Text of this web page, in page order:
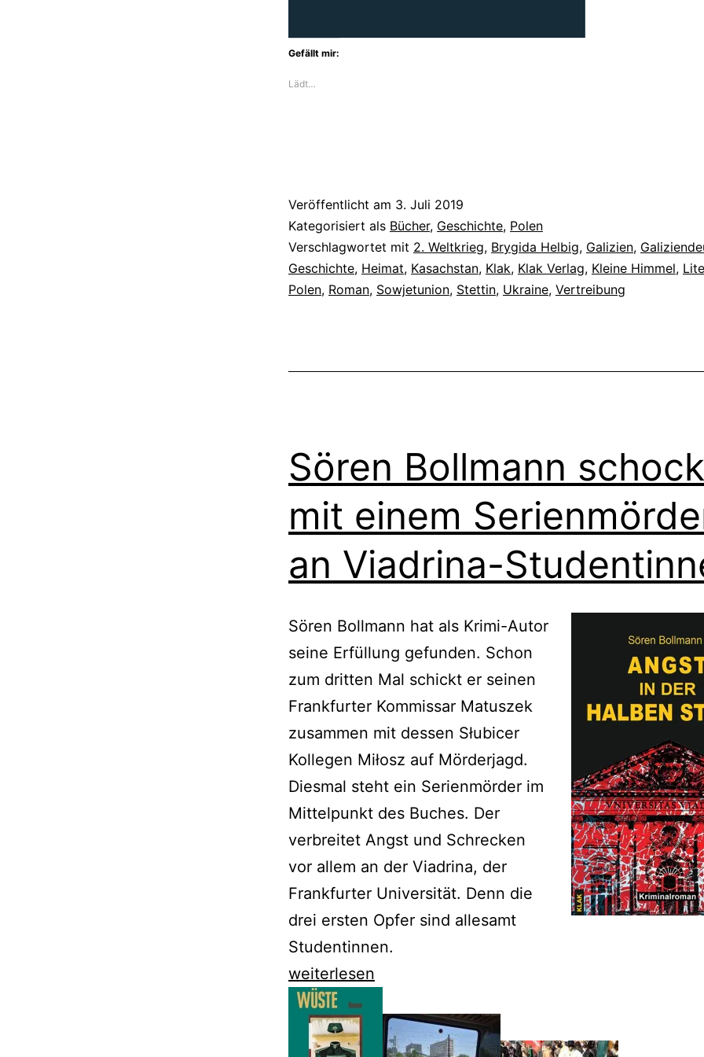
Gefällt mir:
Lädt…
Veröffentlicht am 3. Juli 2019
Kategorisiert als Bücher, Geschichte, Polen
Verschlagwortet mit 2. Weltkrieg, Brygida Helbig, Galizien,
Geschichte, Heimat, Kasachstan, Klak, Klak Verlag, Kleine Himmel,
Polen, Roman, Sowjetunion, Stettin, Ukraine, Vertreibung
Sören Bollmann
mit einem
an Viadrina-
Sören Bollmann hat als Krimi-Autor
seine Erfüllung gefunden. Schon
zum dritten Mal schickt er seinen
Frankfurter Kommissar Matuszek
zusammen mit dessen Słubicer
Kollegen Miłosz auf Mörderjagd.
Diesmal steht ein Serienmörder im
Mittelpunkt des Buches. Der
verbreitet Angst und Schrecken
vor allem an der Viadrina, der
Frankfurter Universität. Denn die
drei ersten Opfer sind allesamt
Studentinnen.
Sören
Bollmann
schockt
mit
weiterlesen